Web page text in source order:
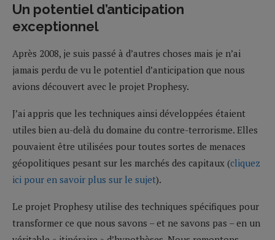
Un potentiel d’anticipation
exceptionnel
Après 2008, je suis passé à d’autres choses mais je n’ai
jamais perdu de vu le potentiel d’anticipation que nous
avions découvert avec le projet Prophesy.
J’ai appris que les techniques ainsi développées étaient
utiles bien au-delà du domaine du contre-terrorisme. Elles
pouvaient être utilisées pour toutes sortes de menaces
géopolitiques pesant sur les marchés des capitaux (cliquez
ici pour en savoir plus sur le sujet).
Le projet Prophesy utilise des techniques spécifiques pour
transformer ce que nous savons – et ne savons pas – en un